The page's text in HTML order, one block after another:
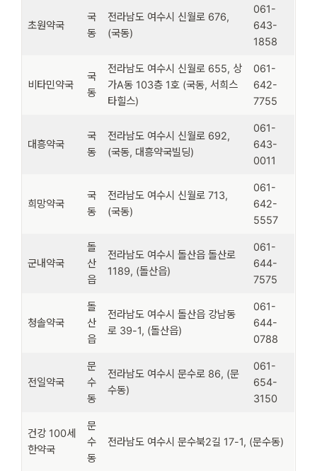
초원약국
국
동
전라남도 여수시 신월로 676,
(국동)
061-
643-
1858
비타민약국
국
동
전라남도 여수시 신월로 655, 상
가A동 103층 1호 (국동, 서희스
타힐스)
061-
642-
7755
대흥약국
국
동
전라남도 여수시 신월로 692,
(국동, 대흥약국빌딩)
061-
643-
0011
희망약국
국
동
전라남도 여수시 신월로 713,
(국동)
061-
642-
5557
군내약국
돌
산
읍
전라남도 여수시 돌산읍 돌산로
1189, (돌산읍)
061-
644-
7575
청솔약국
돌
산
읍
전라남도 여수시 돌산읍 강남동
로 39-1, (돌산읍)
061-
644-
0788
전일약국
문
수
동
전라남도 여수시 문수로 86, (문
수동)
061-
654-
3150
건강 100세
한약국
문
수
동
전라남도 여수시 문수북2길 17-1, (문수동)